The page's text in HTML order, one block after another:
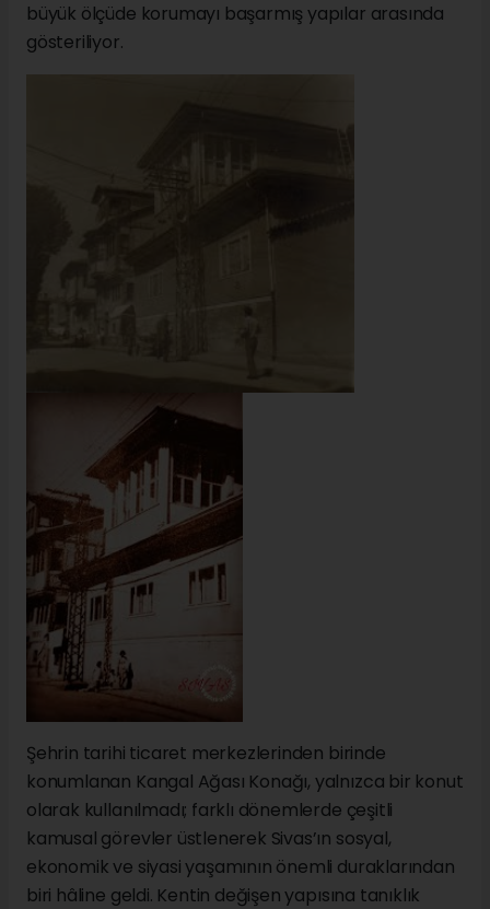
büyük ölçüde korumayı başarmış yapılar arasında
gösteriliyor.
Şehrin tarihi ticaret merkezlerinden birinde
konumlanan Kangal Ağası Konağı, yalnızca bir konut
olarak kullanılmadı; farklı dönemlerde çeşitli
kamusal görevler üstlenerek Sivas’ın sosyal,
ekonomik ve siyasi yaşamının önemli duraklarından
biri hâline geldi. Kentin değişen yapısına tanıklık